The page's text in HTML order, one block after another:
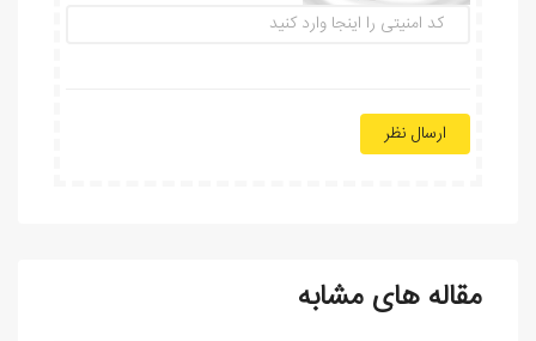
ارسال نظر
مقاله های مشابه